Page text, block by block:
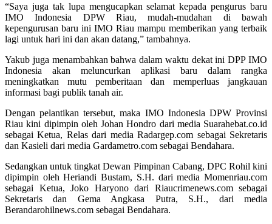
“Saya juga tak lupa mengucapkan selamat kepada pengurus baru
IMO Indonesia DPW Riau, mudah-mudahan di bawah
kepengurusan baru ini IMO Riau mampu memberikan yang terbaik
lagi untuk hari ini dan akan datang,” tambahnya.
Yakub juga menambahkan bahwa dalam waktu dekat ini DPP IMO
Indonesia akan meluncurkan aplikasi baru dalam rangka
meningkatkan mutu pemberitaan dan memperluas jangkauan
informasi bagi publik tanah air.
Dengan pelantikan tersebut, maka IMO Indonesia DPW Provinsi
Riau kini dipimpin oleh Johan Hondro dari media Suarahebat.co.id
sebagai Ketua, Relas dari media Radargep.com sebagai Sekretaris
dan Kasieli dari media Gardametro.com sebagai Bendahara.
Sedangkan untuk tingkat Dewan Pimpinan Cabang, DPC Rohil kini
dipimpin oleh Heriandi Bustam, S.H. dari media Momenriau.com
sebagai Ketua, Joko Haryono dari Riaucrimenews.com sebagai
Sekretaris dan Gema Angkasa Putra, S.H., dari media
Berandarohilnews.com sebagai Bendahara.